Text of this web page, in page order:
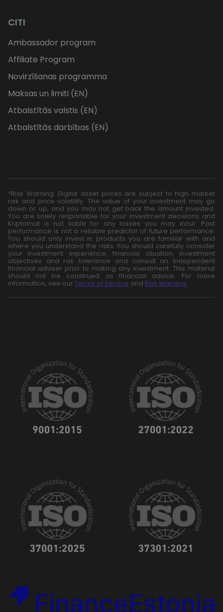
CITI
Ambassador program
Affiliate Program
Novirzīšanas programma
Maksas un limiti (EN)
Atbalstītās valstis (EN)
Atbalstītās darbības (EN)
*Risk Warning: Digital asset prices are subject to high market
risk and price volatility. The value of your investment may go
down or up, and you may not get back the amount invested.
You are solely responsible for your investment decisions and
Kriptomat is not liable for any losses you may incur. Past
performance is not a reliable predictor of future performance.
You should only invest in products you are familiar with and
where you understand the risks. You should carefully consider
your investment experience, financial situation, investment
objectives and risk tolerance and consult an independent
financial adviser prior to making any investment. This material
should not be construed as financial advice. For more
information, see our Terms of Service and Risk Warning.